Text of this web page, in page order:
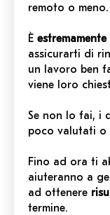
remoto o meno.
È
assicurarti di
un lavoro ben
viene loro
Se non lo fai, i
poco valutati o
Fino ad ora ti
aiuteranno a
ad ottenere
termine.